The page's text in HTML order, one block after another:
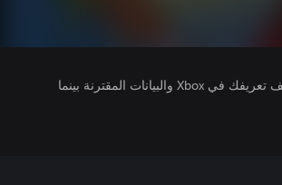
يتلقى ناشرو الألعاب التي تقوم بتشغيلها وصولاً إلى معلومات ملف تعريفك في Xbox والبيانات المقترنة بينما